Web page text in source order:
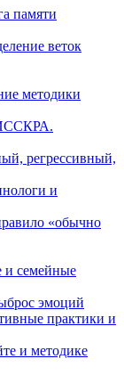
памяти
веток
методики
регрессивный,
и
«обычно
и семейные
эмоций
практики и
и методике